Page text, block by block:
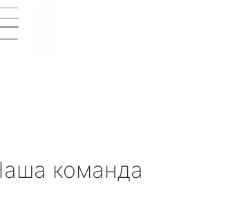
команда